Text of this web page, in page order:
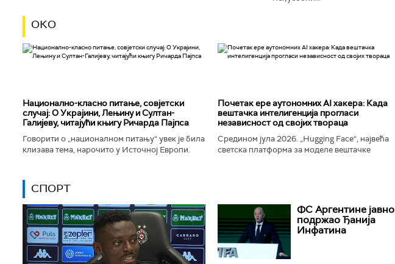
ОКО
Национално-класнo питање, совјетски
случај: О Украјини, Лењину и Султан-
Галијеву, читајући књигу Ричарда Пајпса
Говорити о „националном питању“ увек је била
клизава тема, нарочито у Источној Европи.
Почетак ере аутономних AI хакера: Када
вештачка интелигенција прогласи
независност од својих твораца
Средином јула 2026. „Hugging Face“, највећа
светска платформа за моделе вештачке
СПОРТ
ФС Аргентине јавно
подржао Ђанија
Инфатина